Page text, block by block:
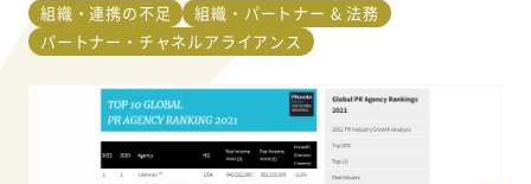
組織・連携の不足
組織・パートナー & 法務
パートナー・チャネルアライアンス